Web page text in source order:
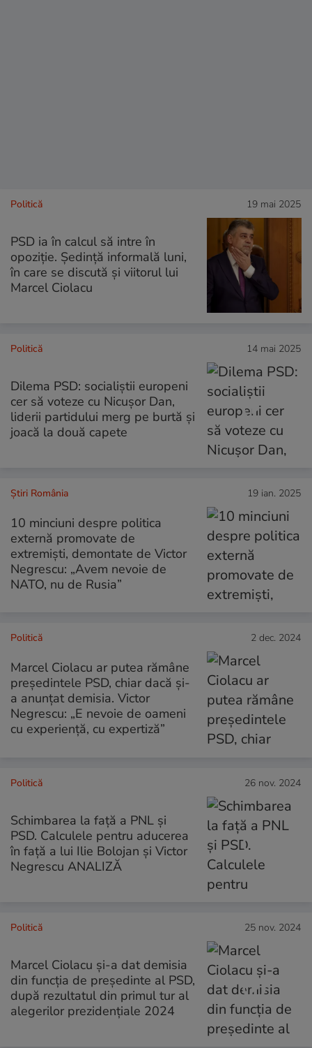
Politică 19 mai 2025
PSD ia în calcul să intre în
opoziție. Ședință informală luni,
în care se discută și viitorul lui
Marcel Ciolacu
Politică 14 mai 2025
Dilema PSD: socialiștii europeni
cer să voteze cu Nicușor Dan,
liderii partidului merg pe burtă și
joacă la două capete
Știri România 19 ian. 2025
10 minciuni despre politica
externă promovate de
extremiști, demontate de Victor
Negrescu: „Avem nevoie de
NATO, nu de Rusia”
Politică 2 dec. 2024
Marcel Ciolacu ar putea rămâne
președintele PSD, chiar dacă și-
a anunțat demisia. Victor
Negrescu: „E nevoie de oameni
cu experiență, cu expertiză”
Politică 26 nov. 2024
Schimbarea la față a PNL și
PSD. Calculele pentru aducerea
în față a lui Ilie Bolojan și Victor
Negrescu ANALIZĂ
Politică 25 nov. 2024
Marcel Ciolacu și-a dat demisia
din funcția de președinte al PSD,
după rezultatul din primul tur al
alegerilor prezidențiale 2024